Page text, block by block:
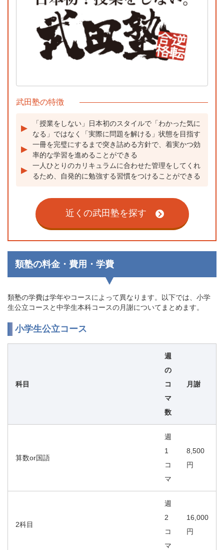
武田塾の特徴
「授業をしない」日本初のスタイルで「わかった気に
なる」ではなく「実際に問題を解ける」状態を目指す
一冊を完璧にするまで突き詰める方針で、着実かつ効
率的な学習を進めることができる
一人ひとりのカリキュラムに合わせた管理をしてくれ
るため、自発的に勉強する習慣をつけることができる
近くの武田塾を探す
類塾の料金・費用・学費
類塾の学費は学年やコースによって異なります。以下では、小学
生公立コースと中学生本科コースの月謝についてまとめます。
小学生公立コース
科目
週
の
コ
マ
数
月謝
算数or国語
週
1
コ
マ
8,500
円
2科目
週
2
コ
マ
16,000
円